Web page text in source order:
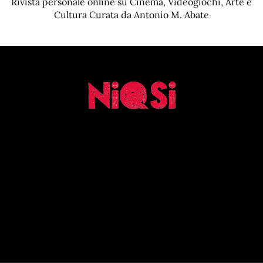
Cultura Curata da Antonio M. Abate